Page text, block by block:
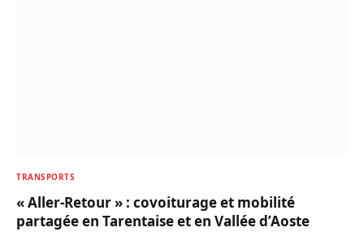
TRANSPORTS
« Aller-Retour » : covoiturage et mobilité
partagée en Tarentaise et en Vallée d’Aoste